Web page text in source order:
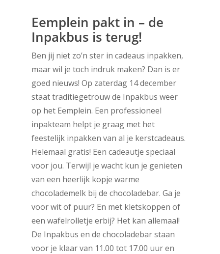
Eemplein pakt in – de
Inpakbus is terug!
Ben jij niet zo’n ster in cadeaus inpakken,
maar wil je toch indruk maken? Dan is er
goed nieuws! Op zaterdag 14 december
staat traditiegetrouw de Inpakbus weer
op het Eemplein. Een professioneel
inpakteam helpt je graag met het
feestelijk inpakken van al je kerstcadeaus.
Helemaal gratis! Een cadeautje speciaal
voor jou. Terwijl je wacht kun je genieten
van een heerlijk kopje warme
chocolademelk bij de chocoladebar. Ga je
voor wit of puur? En met kletskoppen of
een wafelrolletje erbij? Het kan allemaal!
De Inpakbus en de chocoladebar staan
voor je klaar van 11.00 tot 17.00 uur en